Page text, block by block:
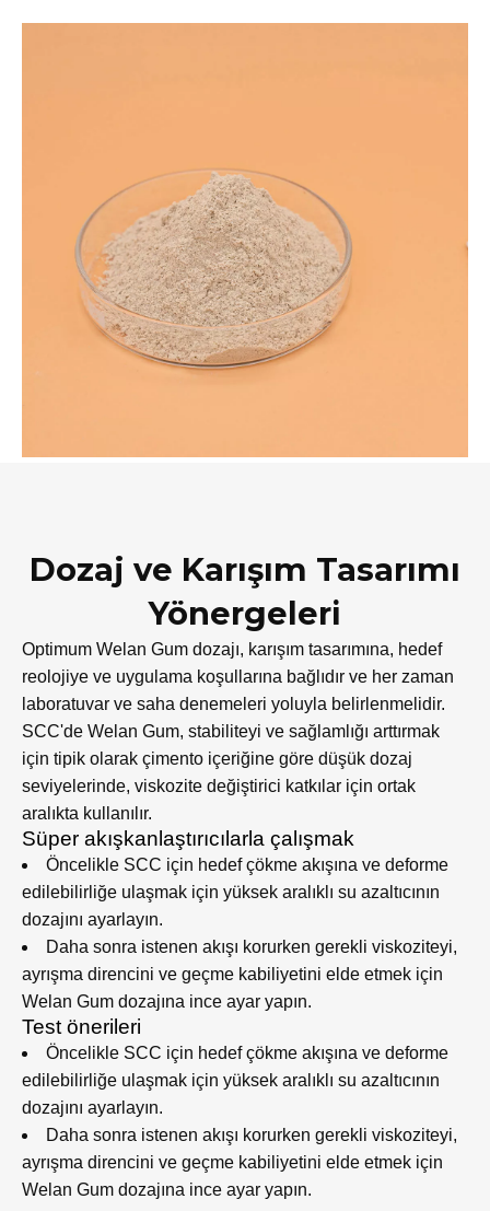
Dozaj ve Karışım Tasarımı
Yönergeleri
Optimum Welan Gum dozajı, karışım tasarımına, hedef
reolojiye ve uygulama koşullarına bağlıdır ve her zaman
laboratuvar ve saha denemeleri yoluyla belirlenmelidir.
SCC'de Welan Gum, stabiliteyi ve sağlamlığı arttırmak
için tipik olarak çimento içeriğine göre düşük dozaj
seviyelerinde, viskozite değiştirici katkılar için ortak
aralıkta kullanılır.
Süper akışkanlaştırıcılarla çalışmak
Öncelikle SCC için hedef çökme akışına ve deforme
edilebilirliğe ulaşmak için yüksek aralıklı su azaltıcının
dozajını ayarlayın.​
Daha sonra istenen akışı korurken gerekli viskoziteyi,
ayrışma direncini ve geçme kabiliyetini elde etmek için
Welan Gum dozajına ince ayar yapın.
Test önerileri
Öncelikle SCC için hedef çökme akışına ve deforme
edilebilirliğe ulaşmak için yüksek aralıklı su azaltıcının
dozajını ayarlayın.​
Daha sonra istenen akışı korurken gerekli viskoziteyi,
ayrışma direncini ve geçme kabiliyetini elde etmek için
Welan Gum dozajına ince ayar yapın.